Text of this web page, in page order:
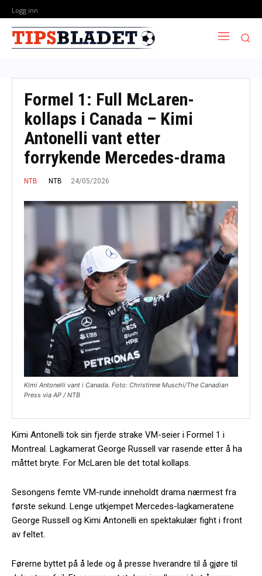
Logg inn
Formel 1: Full McLaren-
kollaps i Canada – Kimi
Antonelli vant etter
forrykende Mercedes-drama
NTB NTB 24/05/2026
Kimi Antonelli vant i Canada. Foto: Christinne Muschi/The Canadian
Press via AP / NTB
Kimi Antonelli tok sin fjerde strake VM-seier i Formel 1 i
Montreal. Lagkamerat George Russell var rasende etter å ha
måttet bryte. For McLaren ble det total kollaps.
Sesongens femte VM-runde inneholdt drama nærmest fra
første sekund. Lenge utkjempet Mercedes-lagkameratene
George Russell og Kimi Antonelli en spektakulær fight i front
av feltet.
Førerne byttet på å lede og å presse hverandre til å gjøre til